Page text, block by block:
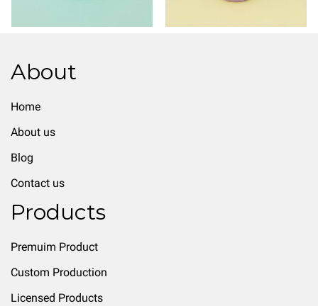
About
Home
About us
Blog
Contact us
Products
Premuim Product
Custom Production
Licensed Products